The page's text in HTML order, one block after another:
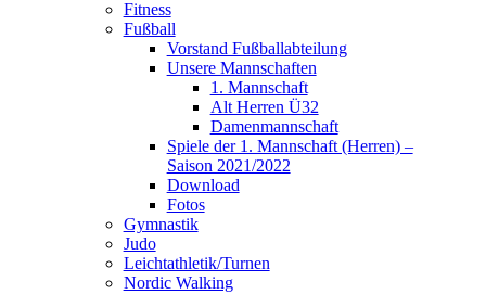
Fitness
Fußball
Vorstand Fußballabteilung
Unsere Mannschaften
1. Mannschaft
Alt Herren Ü32
Damenmannschaft
Spiele der 1. Mannschaft (Herren) –
Saison 2021/2022
Download
Fotos
Gymnastik
Judo
Leichtathletik/Turnen
Nordic Walking